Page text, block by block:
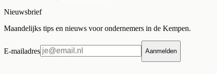
Nieuwsbrief
Maandelijks tips en nieuws voor ondernemers in de Kempen.
E-mailadres Aanmelden